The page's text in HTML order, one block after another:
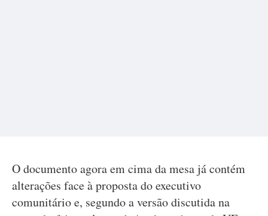
O documento agora em cima da mesa já contém
alterações face à proposta do executivo
comunitário e, segundo a versão discutida na